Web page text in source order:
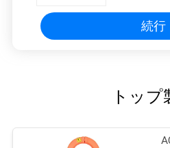
続行
トップ